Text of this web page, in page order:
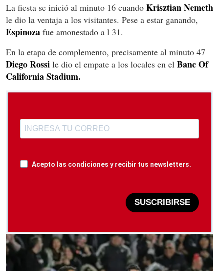
La fiesta se inició al minuto 16 cuando Krisztian Nemeth
le dio la ventaja a los visitantes. Pese a estar ganando,
Espinoza fue amonestado a l 31.
En la etapa de complemento, precisamente al minuto 47
Diego Rossi le dio el empate a los locales en el Banc Of
California Stadium.
Acepto las condiciones y recibir tus newsletters.
SUSCRIBIRSE